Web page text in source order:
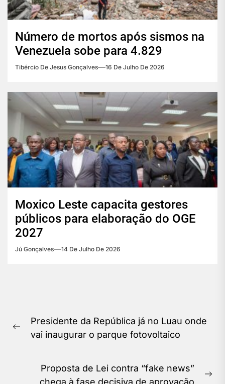
Número de mortos após sismos na
Venezuela sobe para 4.829
Tibércio De Jesus Gonçalves 16 De Julho De 2026
Moxico Leste capacita gestores
públicos para elaboração do OGE
2027
Jú Gonçalves 14 De Julho De 2026
de
Post
Previous
Presidente da República já no Luau onde
vai inaugurar o parque fotovoltaico
Proposta de Lei contra “fake news”
chega à fase decisiva de aprovação